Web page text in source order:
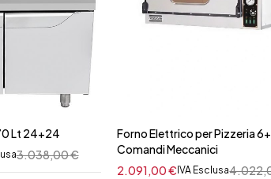
Lt 24+24
3.038,00€
Forno Elettrico per Pizzeria
Comandi Meccanici
2.091,00€ IVA Esclusa